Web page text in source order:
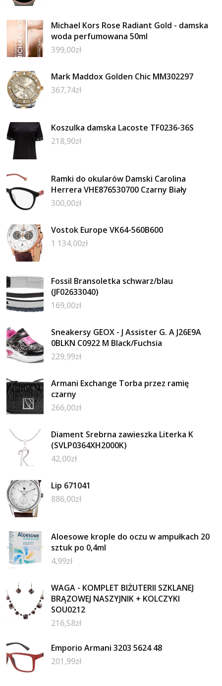
Michael Kors Rose Radiant Gold - damska
woda perfumowana 50ml
399,00zł
Mark Maddox Golden Chic MM302297
367,74zł
Koszulka damska Lacoste TF0236-36S
218,90zł
Ramki do okularów Damski Carolina
Herrera VHE876530700 Czarny Biały
300,00zł
Vostok Europe VK64-560B600
1 134,00zł
Fossil Bransoletka schwarz/blau
(JF02633040)
169,00zł
Sneakersy GEOX - J Assister G. A J26E9A
0BLKN C0922 M Black/Fuchsia
229,99zł
Armani Exchange Torba przez ramię
czarny
266,00zł
Diament Srebrna zawieszka Literka K
(SVLP0364XH2000K)
42,00zł
Lip 671041
886,00zł
Aloesowe krople do oczu w ampułkach 20
sztuk po 0,4ml
4,99zł
WAGA - KOMPLET BIŻUTERII SZKLANEJ
BRĄZOWEJ NASZYJNIK + KOLCZYKI
SOU0212
216,58zł
Emporio Armani 3203 5624 48
201,99zł